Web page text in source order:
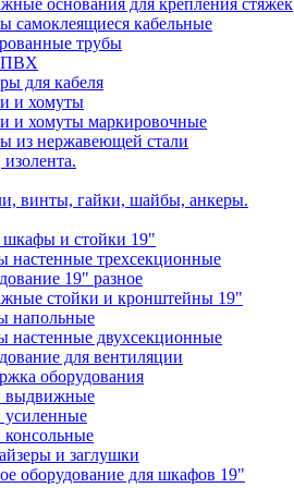
основания для крепления стяжек
самоклеящиеся кабельные
трубы
ПВХ
для кабеля
и хомуты
и хомуты маркировочные
из нержавеющей стали
винты, гайки, шайбы, анкеры.
и стойки 19"
трехсекционные
19" разное
стойки и кронштейны 19"
напольные
двухсекционные
для вентиляции
оборудования
выдвижные
и заглушки
оборудование для шкафов 19"